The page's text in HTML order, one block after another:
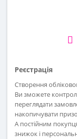
Реєстрація
Створення
Ви зможете
переглядати
накопичувати
А постійним
знижок і